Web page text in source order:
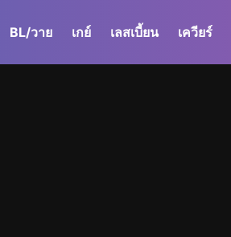
BL/วาย เกย์ เลสเบี้ยน เควียร์